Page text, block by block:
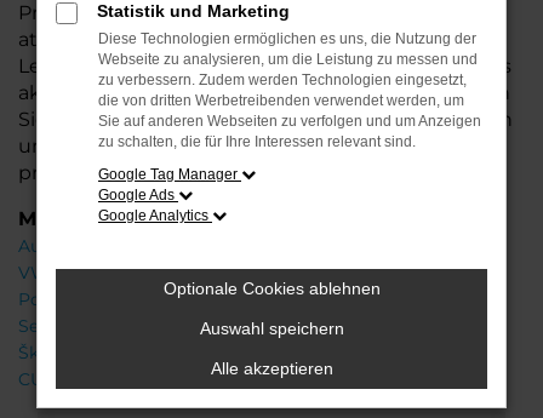
Profitieren Sie von zusätzlichen Services wie
attraktiven Finanzierungsmöglichkeiten,
Leasingangeboten und der Inzahlungnahme Ihres
aktuellen Fahrzeugs. Besuchen Sie uns und lassen
Sie sich von unseren Experten beraten – wir freuen
uns, Ihnen den perfekten Neuwagen zu
präsentieren!
Marken
Audi
VW
Porsche
Seat
Škoda
CUPRA
Statistik und Marketing
Diese Technologien ermöglichen es uns, die Nutzung der
Webseite zu analysieren, um die Leistung zu messen und
zu verbessern. Zudem werden Technologien eingesetzt,
die von dritten Werbetreibenden verwendet werden, um
Sie auf anderen Webseiten zu verfolgen und um Anzeigen
zu schalten, die für Ihre Interessen relevant sind.
Google Tag Manager
Google Ads
Google Analytics
Optionale Cookies ablehnen
Auswahl speichern
Alle akzeptieren